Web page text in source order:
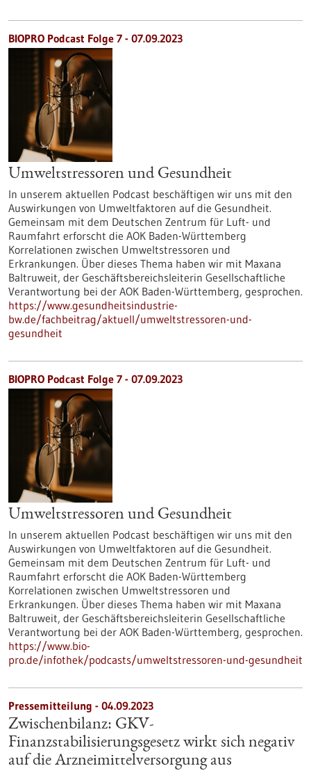
BIOPRO Podcast Folge 7 - 07.09.2023
Umweltstressoren und Gesundheit
In unserem aktuellen Podcast beschäftigen wir uns mit den
Auswirkungen von Umweltfaktoren auf die Gesundheit.
Gemeinsam mit dem Deutschen Zentrum für Luft- und
Raumfahrt erforscht die AOK Baden-Württemberg
Korrelationen zwischen Umweltstressoren und
Erkrankungen. Über dieses Thema haben wir mit Maxana
Baltruweit, der Geschäftsbereichsleiterin Gesellschaftliche
Verantwortung bei der AOK Baden-Württemberg, gesprochen.
https://www.gesundheitsindustrie-
bw.de/fachbeitrag/aktuell/umweltstressoren-und-
gesundheit
BIOPRO Podcast Folge 7 - 07.09.2023
Umweltstressoren und Gesundheit
In unserem aktuellen Podcast beschäftigen wir uns mit den
Auswirkungen von Umweltfaktoren auf die Gesundheit.
Gemeinsam mit dem Deutschen Zentrum für Luft- und
Raumfahrt erforscht die AOK Baden-Württemberg
Korrelationen zwischen Umweltstressoren und
Erkrankungen. Über dieses Thema haben wir mit Maxana
Baltruweit, der Geschäftsbereichsleiterin Gesellschaftliche
Verantwortung bei der AOK Baden-Württemberg, gesprochen.
https://www.bio-
pro.de/infothek/podcasts/umweltstressoren-und-gesundheit
Pressemitteilung - 04.09.2023
Zwischenbilanz: GKV-
Finanzstabilisierungsgesetz wirkt sich negativ
auf die Arzneimittelversorgung aus